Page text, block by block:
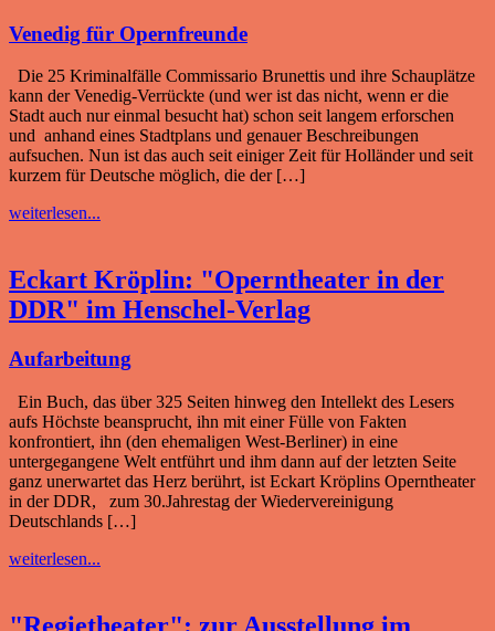
Venedig für Opernfreunde
Die 25 Kriminalfälle Commissario Brunettis und ihre Schauplätze
kann der Venedig-Verrückte (und wer ist das nicht, wenn er die
Stadt auch nur einmal besucht hat) schon seit langem erforschen
und anhand eines Stadtplans und genauer Beschreibungen
aufsuchen. Nun ist das auch seit einiger Zeit für Holländer und seit
kurzem für Deutsche möglich, die der […]
weiterlesen...
Eckart Kröplin: "Operntheater in der
DDR" im Henschel-Verlag
Aufarbeitung
Ein Buch, das über 325 Seiten hinweg den Intellekt des Lesers
aufs Höchste beansprucht, ihn mit einer Fülle von Fakten
konfrontiert, ihn (den ehemaligen West-Berliner) in eine
untergegangene Welt entführt und ihm dann auf der letzten Seite
ganz unerwartet das Herz berührt, ist Eckart Kröplins Operntheater
in der DDR, zum 30.Jahrestag der Wiedervereinigung
Deutschlands […]
weiterlesen...